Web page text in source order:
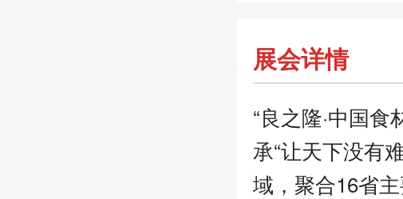
展会详情
“良之隆·中国
承“让天下没有
域，聚合16省